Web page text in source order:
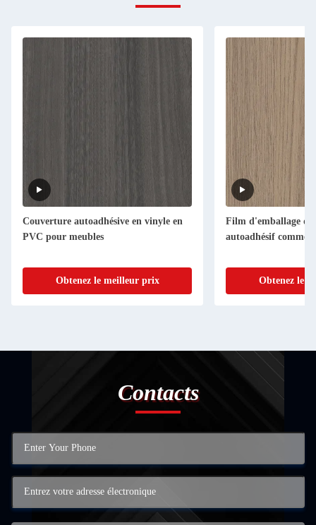
Couverture autoadhésive en vinyle en
PVC pour meubles
Obtenez le meilleur prix
Film d'emballage de
autoadhésif
Obtenez le
Contacts